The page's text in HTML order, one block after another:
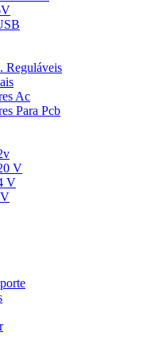
Reguláveis
Ac
Para Pcb
V
V